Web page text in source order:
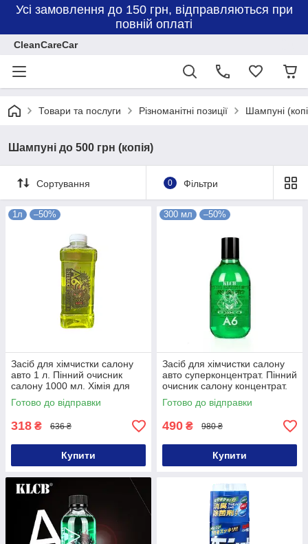
Усі замовлення до 150 грн, відправляються при
повній оплаті
CleanCareCar
Товари та послуги Різноманітні позиції Шампуні
Шампуні до 500 грн (копія)
Сортування 0 Фільтри
1л –50%
Засіб для хімчистки салону
авто 1 л. Пінний очисник
салону 1000 мл. Хімія для
хімчистки салону 1000 мл
Готово до відправки
318 ₴ 636 ₴
Купити
300 мл –50%
Засіб для хімчистки салону
авто суперконцентрат. Пінний
очисник салону концентрат.
Хімія для торнадора
Готово до відправки
490 ₴ 980 ₴
Купити